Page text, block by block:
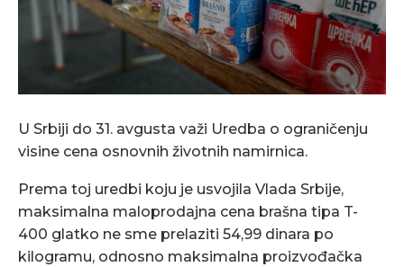
U Srbiji do 31. avgusta važi Uredba o ograničenju
visine cena osnovnih životnih namirnica.
Prema toj uredbi koju je usvojila Vlada Srbije,
maksimalna maloprodajna cena brašna tipa T-
400 glatko ne sme prelaziti 54,99 dinara po
kilogramu, odnosno maksimalna proizvođačka